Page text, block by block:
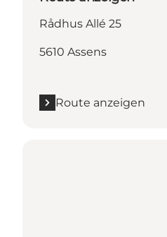
Rådhus Allé 25
5610 Assens
Route anzeigen